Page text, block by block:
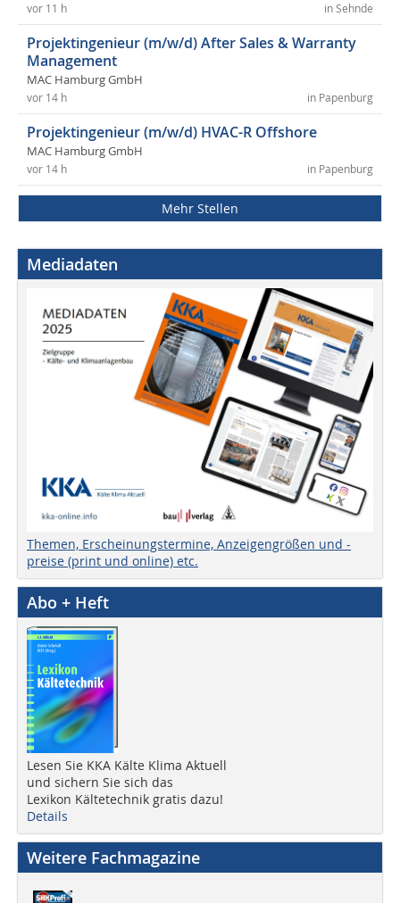
in Sehnde
vor 11 h
Projektingenieur (m/w/d) After Sales & Warranty
Management
MAC Hamburg GmbH
in Papenburg
vor 14 h
Projektingenieur (m/w/d) HVAC-R Offshore
MAC Hamburg GmbH
in Papenburg
vor 14 h
Mehr Stellen
Mediadaten
Themen, Erscheinungstermine, Anzeigengrößen und -
preise (print und online) etc.
Abo + Heft
Lesen Sie KKA Kälte Klima Aktuell
und sichern Sie sich das
Lexikon Kältetechnik gratis dazu!
Details
Weitere Fachmagazine